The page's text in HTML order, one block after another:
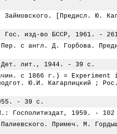
[Предисл. Ю.
Гос. изд-во БССР, 1961. -
с англ. Д. Горбова.
Дет. лит., 1944. - 39 с.
с 1866 г.) =
Ю.И. Кагарлицкий ;
- 39 с.
Госполитиздат, 1959. - 102
Примеч. М.